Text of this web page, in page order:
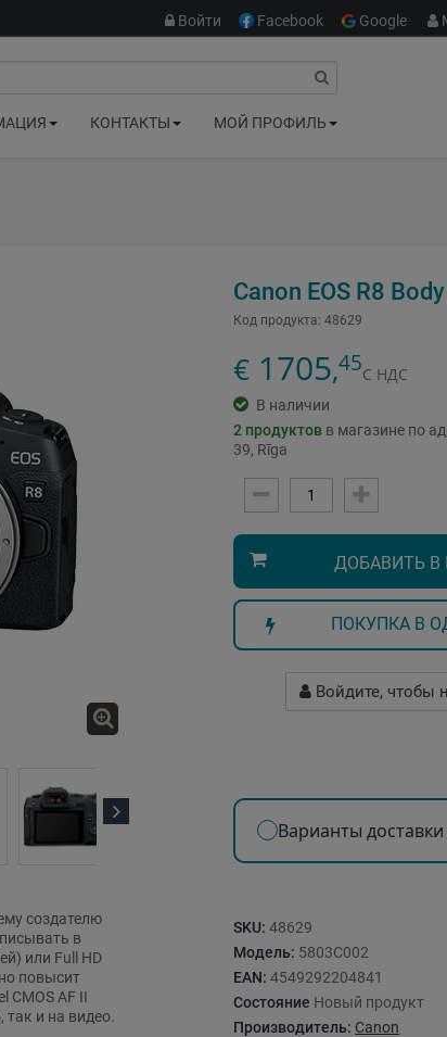
Войти Facebook Google
КОНТАКТЫ МОЙ ПРОФИЛЬ
создателю
в
или Full HD
повысит
CMOS AF II
и на видео.
Canon EOS R8 Body
Код продукта: 48629
€ 1705,45С НДС
В наличии
2 продуктов в магазине по
39, Rīga
ДОБАВИТЬ В
ПОКУПКА В
Войдите, чтобы
Варианты доставки
SKU: 48629
Модель: 5803C002
EAN: 4549292204841
Состояние Новый продукт
Производитель: Canon